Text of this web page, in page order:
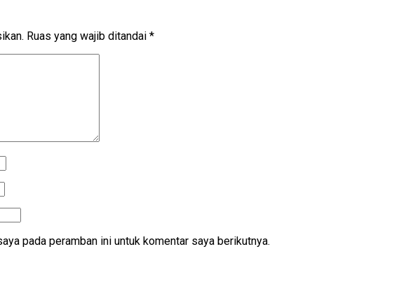
Ruas yang wajib ditandai *
pada peramban ini untuk komentar saya berikutnya.